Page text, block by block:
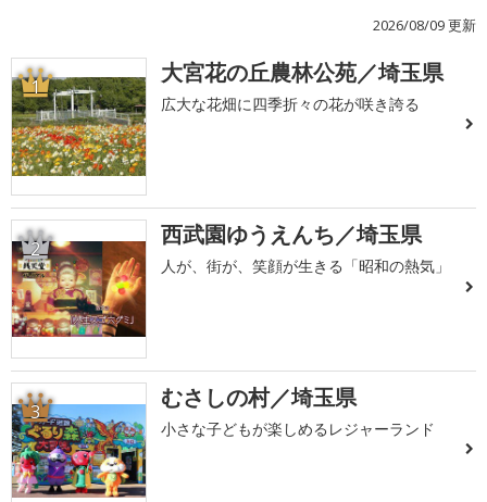
2026/08/09 更新
1 大宮花の丘農林公苑／埼玉県
広大な花畑に四季折々の花が咲き誇る
2 西武園ゆうえんち／埼玉県
人が、街が、笑顔が生きる「昭和の熱気」
3 むさしの村／埼玉県
小さな子どもが楽しめるレジャーランド